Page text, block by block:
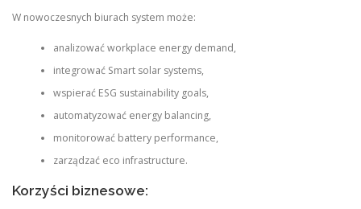
W nowoczesnych biurach system może:
analizować workplace energy demand,
integrować Smart solar systems,
wspierać ESG sustainability goals,
automatyzować energy balancing,
monitorować battery performance,
zarządzać eco infrastructure.
Korzyści biznesowe: